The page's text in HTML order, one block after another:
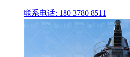
联系电话: 180 3780 8511